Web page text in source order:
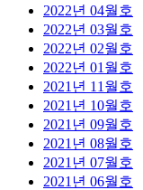
2022년 04월호
2022년 03월호
2022년 02월호
2022년 01월호
2021년 11월호
2021년 10월호
2021년 09월호
2021년 08월호
2021년 07월호
2021년 06월호